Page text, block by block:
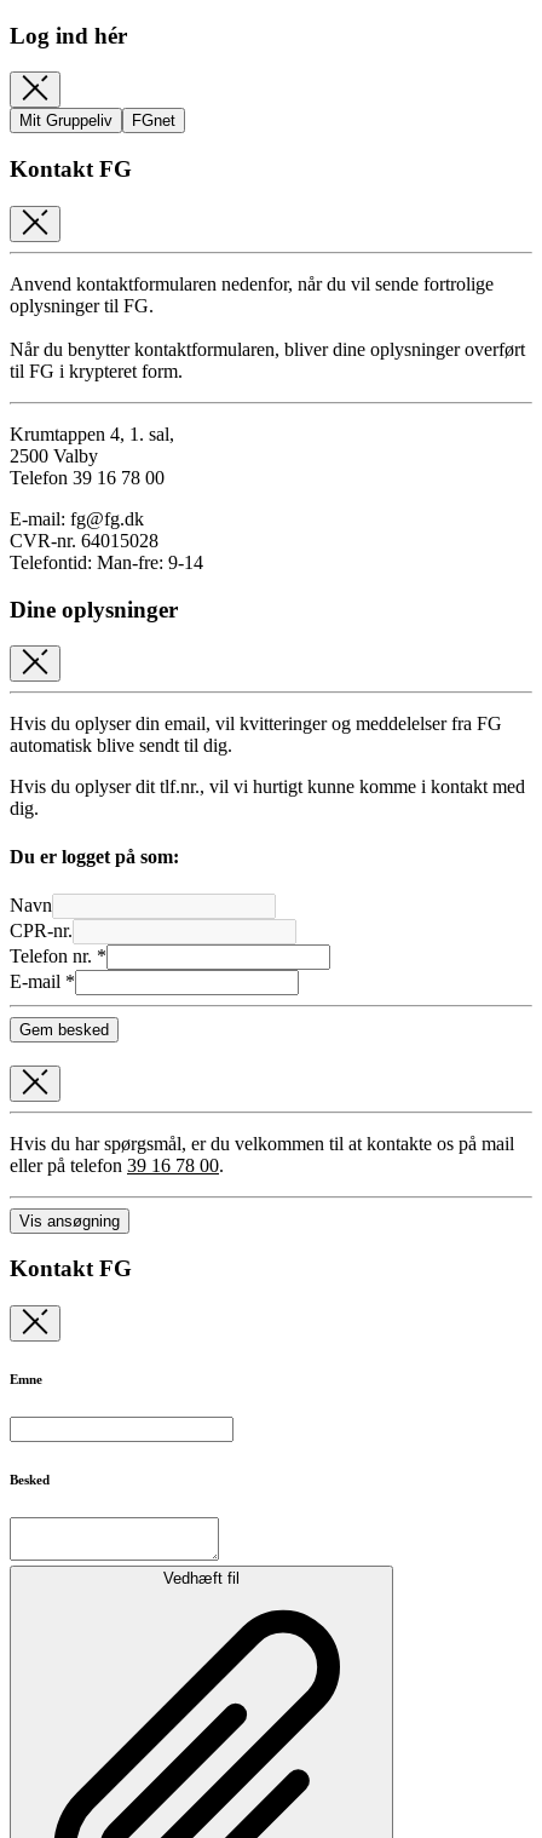
Log ind hér
Mit Gruppeliv FGnet
Kontakt FG
Anvend kontaktformularen nedenfor, når du vil sende fortrolige
oplysninger til FG.
Når du benytter kontaktformularen, bliver dine oplysninger overført
til FG i krypteret form.
Krumtappen 4, 1. sal,
2500 Valby
Telefon 39 16 78 00
E-mail: fg@fg.dk
CVR-nr. 64015028
Telefontid: Man-fre: 9-14
Dine oplysninger
Hvis du oplyser din email, vil kvitteringer og meddelelser fra FG
automatisk blive sendt til dig.
Hvis du oplyser dit tlf.nr., vil vi hurtigt kunne komme i kontakt med
dig.
Du er logget på som:
Navn
CPR-nr.
Telefon nr. *
E-mail *
Gem besked
Hvis du har spørgsmål, er du velkommen til at kontakte os på mail
eller på telefon 39 16 78 00.
Vis ansøgning
Kontakt FG
Emne
Besked
Vedhæft fil